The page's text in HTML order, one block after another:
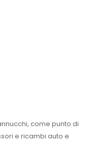
come punto di
e ricambi auto e